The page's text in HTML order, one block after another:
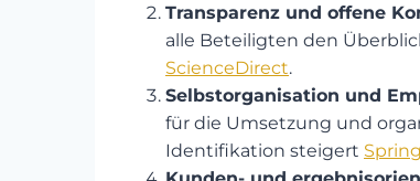
Transparenz und offene
alle Beteiligten den
ScienceDirect.
Selbstorganisation und
für die Umsetzung und
Identifikation steigert​